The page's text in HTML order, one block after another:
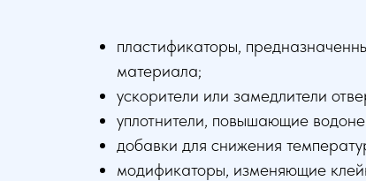
пластификаторы,
материала;
ускорители или замедлители
уплотнители, повышающие
добавки для снижения
модификаторы, изменяющие